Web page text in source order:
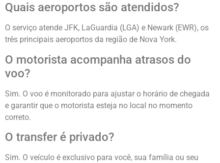
Quais aeroportos são atendidos?
O serviço atende JFK, LaGuardia (LGA) e Newark (EWR), os
três principais aeroportos da região de Nova York.
O motorista acompanha atrasos do
voo?
Sim. O voo é monitorado para ajustar o horário de chegada
e garantir que o motorista esteja no local no momento
correto.
O transfer é privado?
Sim. O veículo é exclusivo para você, sua família ou seu